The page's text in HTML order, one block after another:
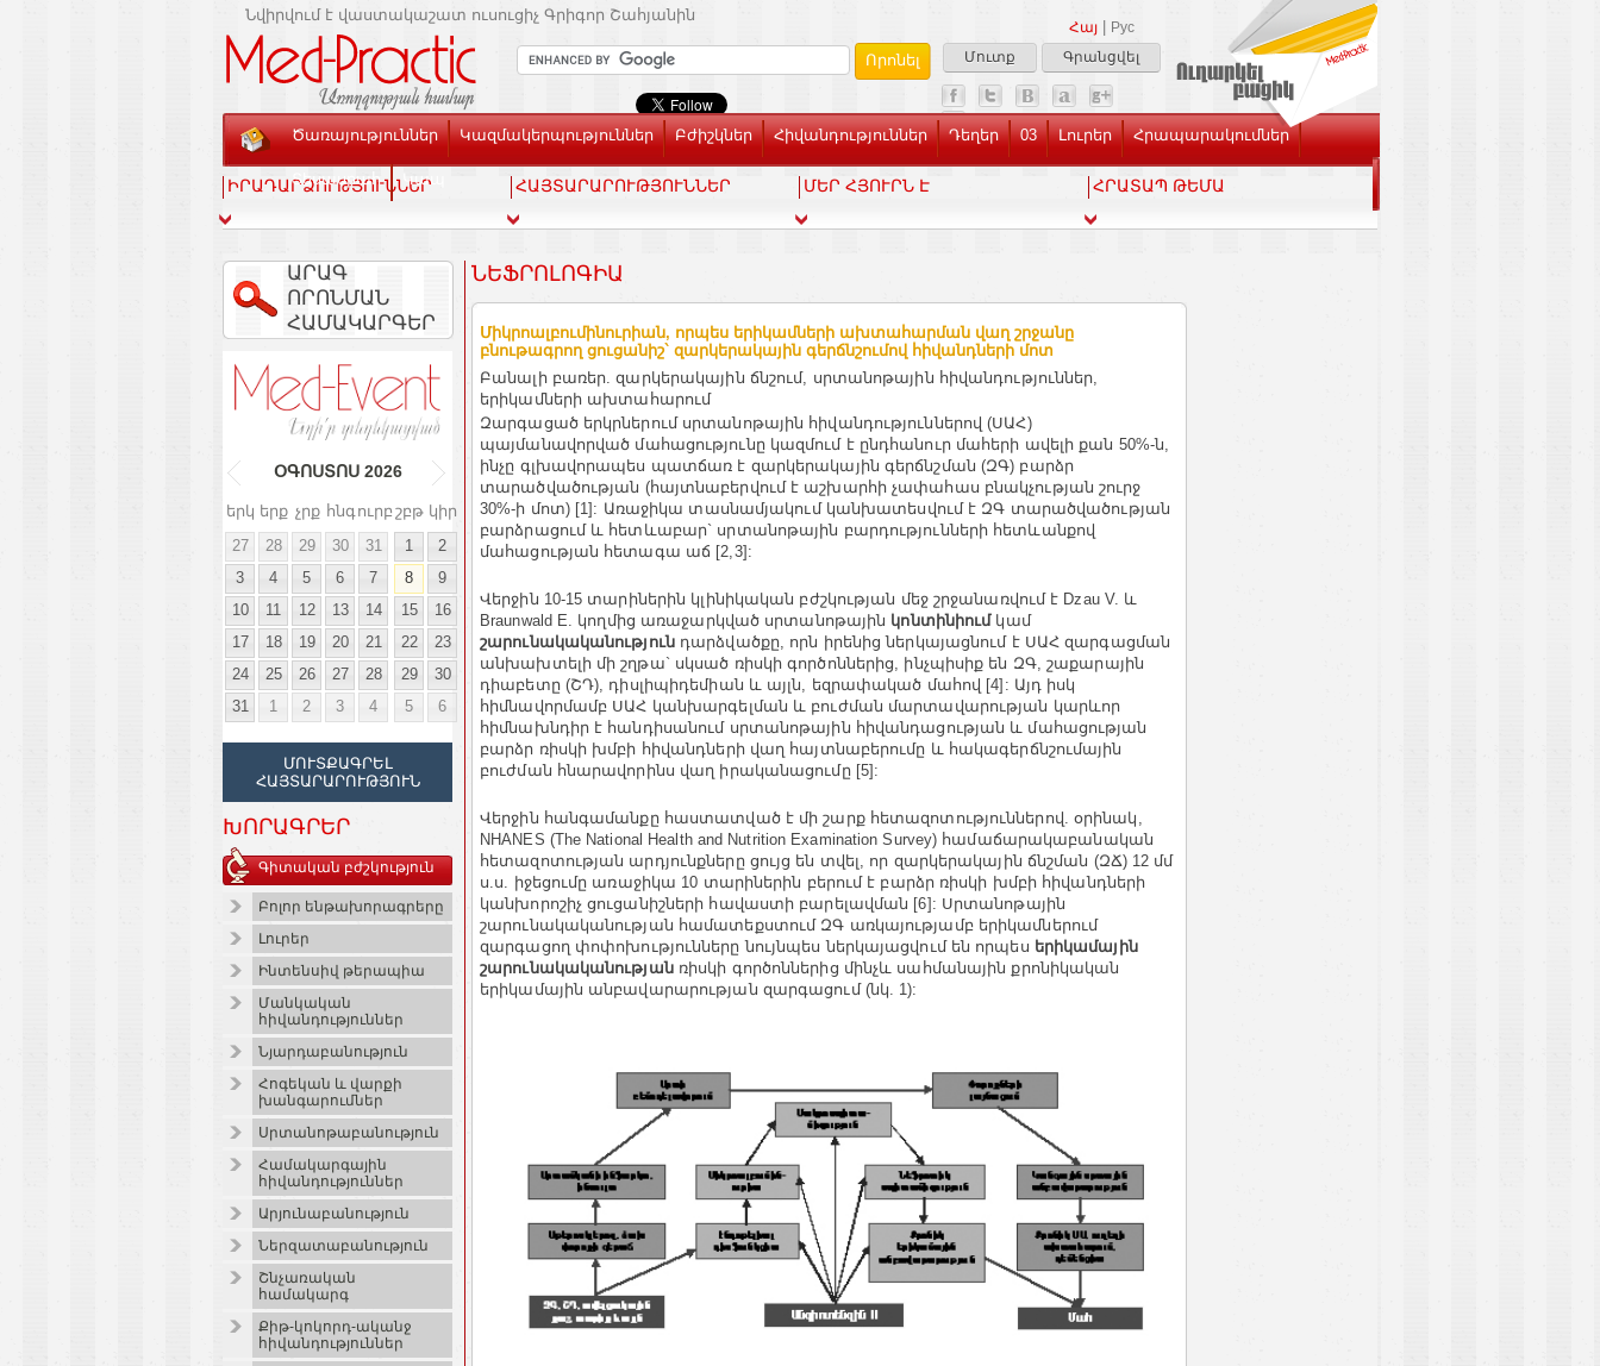
Հայ
Рус
Մուտք
Գրանցվել
Նվիրվում է վաստակաշատ ուսուցիչ Գրիգոր Շահյանին
Ծառայություններ Կազմակերպություններ Բժիշկներ Հիվանդություններ Դեղեր 03 Լուրեր Հրապարակումներ
Տեսասրահ Կապ
ԻՐԱԴԱՐՁՈՒԹՅՈՒՆՆԵՐ ՀԱՅՏԱՐԱՐՈՒԹՅՈՒՆՆԵՐ ՄԵՐ ՀՅՈՒՐՆ Է ՀՐԱՏԱՊ ԹԵՄԱ
ԱՐԱԳ
ՈՐՈՆՄԱՆ
ՀԱՄԱԿԱՐԳԵՐ
ՕԳՈՍՏՈՍ 2026
երկ երք չրք հնգուրբ շբթ կիր
27
28 29 30 31 1
2
3
4 5 6 7 8
9
10
11 12 13 14 15
16
17
18 19 20 21 22
23
24
25 26 27 28 29
30
31
1 2 3 4 5 6
ՄՈՒՏՔԱԳՐԵԼ
ՀԱՅՏԱՐԱՐՈՒԹՅՈՒՆ
ԽՈՐԱԳՐԵՐ
Գիտական բժշկություն
Բոլոր ենթախորագրերը
Լուրեր
Ինտենսիվ թերապիա
Մանկական
հիվանդություններ
Նյարդաբանություն
Հոգեկան և վարքի
խանգարումներ
Սրտանոթաբանություն
Համակարգային
հիվանդություններ
Արյունաբանություն
Ներզատաբանություն
Շնչառական
համակարգ
Քիթ-կոկորդ-ականջ
հիվանդություններ
ՆԵՖՐՈԼՈԳԻԱ
Միկրոալբումինուրիան, որպես երիկամների ախտահարման վաղ շրջանը
բնութագրող ցուցանիշ` զարկերակային գերճնշումով հիվանդների մոտ
Բանալի բառեր. զարկերակային ճնշում, սրտանոթային հիվանդություններ,
երիկամների ախտահարում
Զարգացած երկրներում սրտանոթային հիվանդություններով (ՍԱՀ)
պայմանավորված մահացությունը կազմում է ընդհանուր մահերի ավելի քան 50%-ն,
ինչը գլխավորապես պատճառ է զարկերակային գերճնշման (ԶԳ) բարձր
տարածվածության (հայտնաբերվում է աշխարհի չափահաս բնակչության շուրջ
30%-ի մոտ) [1]: Առաջիկա տասնամյակում կանխատեսվում է ԶԳ տարածվածության
բարձրացում և հետևաբար` սրտանոթային բարդությունների հետևանքով
մահացության հետագա աճ [2,3]:
Վերջին 10-15 տարիներին կլինիկական բժշկության մեջ շրջանառվում է Dzau V. և
Braunwald E. կողմից առաջարկված սրտանոթային կոնտինիումկամ
շարունակականությունդարձվածքը, որն իրենից ներկայացնում է ՍԱՀ զարգացման
անխախտելի մի շղթա` սկսած ռիսկի գործոններից, ինչպիսիք են ԶԳ, շաքարային
դիաբետը (ՇԴ), դիսլիպիդեմիան և այլն, եզրափակած մահով [4]: Այդ իսկ
հիմնավորմամբ ՍԱՀ կանխարգելման և բուժման մարտավարության կարևոր
հիմնախնդիր է հանդիսանում սրտանոթային հիվանդացության և մահացության
բարձր ռիսկի խմբի հիվանդների վաղ հայտնաբերումը և հակագերճնշումային
բուժման հնարավորինս վաղ իրականացումը [5]:
Վերջին հանգամանքը հաստատված է մի շարք հետազոտություններով. օրինակ,
NHANES (The National Health and Nutrition Examination Survey) համաճարակաբանական
հետազոտության արդյունքները ցույց են տվել, որ զարկերակային ճնշման (ԶՃ) 12 մմ
ս.ս. իջեցումը առաջիկա 10 տարիներին բերում է բարձր ռիսկի խմբի հիվանդների
կանխորոշիչ ցուցանիշների հավաստի բարելավման [6]: Սրտանոթային
շարունակականության համատեքստում ԶԳ առկայությամբ երիկամներում
զարգացող փոփոխությունները նույնպես ներկայացվում են որպես երիկամային
շարունակականությանռիսկի գործոններից մինչև սահմանային քրոնիկական
երիկամային անբավարարության զարգացում (նկ. 1):